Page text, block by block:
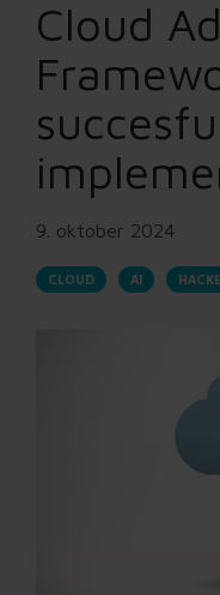
Cloud
9. oktober 2024
CLOUD AI